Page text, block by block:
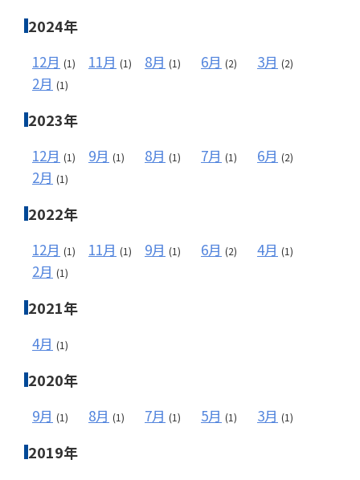
2024年
12月 (1) 11月 (1) 8月 (1) 6月 (2) 3月 (2)
2月 (1)
2023年
12月 (1) 9月 (1) 8月 (1) 7月 (1) 6月 (2)
2月 (1)
2022年
12月 (1) 11月 (1) 9月 (1) 6月 (2) 4月 (1)
2月 (1)
2021年
4月 (1)
2020年
9月 (1) 8月 (1) 7月 (1) 5月 (1) 3月 (1)
2019年